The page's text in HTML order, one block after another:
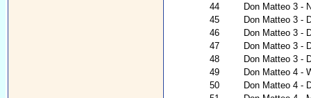
44
Don Matteo 3 -
45
Don Matteo 3 -
46
Don Matteo 3 -
47
Don Matteo 3 -
48
Don Matteo 3 -
49
Don Matteo 4 -
50
Don Matteo 4 -